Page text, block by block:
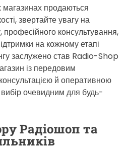
продаються
звертайте увагу на
консультування,
на кожному етапі
заслужено став Radio-Shop
із передовим
й оперативною
очевидним для будь-
Радіошоп та